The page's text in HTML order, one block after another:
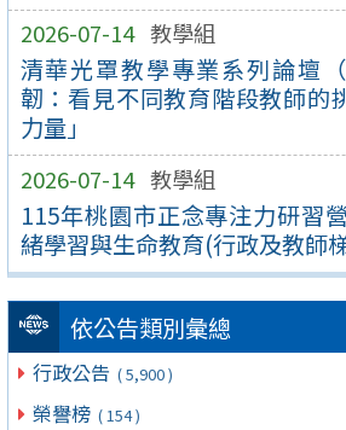
2026-07-14 教學組
清華光罩教學專業系列論壇
韌：看見不同教育階段教師的
力量」
2026-07-14 教學組
115年桃園市正念專注力研習
緒學習與生命教育(行政及教師梯
依公告類別彙總
行政公告 ( 5,900 )
榮譽榜 ( 154 )